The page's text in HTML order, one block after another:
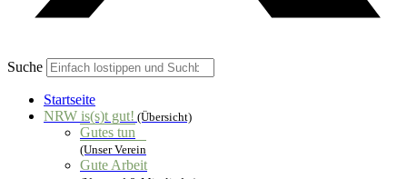
Suche
Startseite
NRW is(s)t gut! (Übersicht)
Gutes tun
(Unser Verein
Gute Arbeit